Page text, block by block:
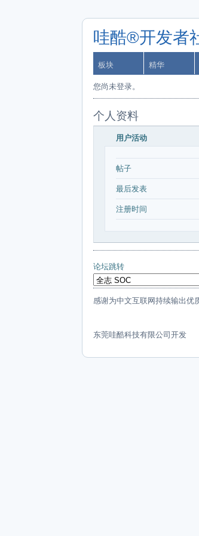
哇酷®开发者
板块 精华
您尚未登录。
个人资料
用户活动
帖子
最后发表
注册时间
论坛跳转
感谢为中文互联网持续输出优
东莞哇酷科技有限公司开发